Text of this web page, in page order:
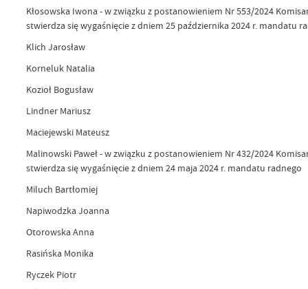
Kłosowska Iwona - w związku z postanowieniem Nr 553/2024
stwierdza się wygaśnięcie z dniem 25 października 2024 r. mandatu
Klich Jarosław
Korneluk Natalia
Kozioł Bogusław
Lindner Mariusz
Maciejewski Mateusz
Malinowski Paweł - w związku z postanowieniem Nr 432/2024
stwierdza się wygaśnięcie z dniem 24 maja 2024 r. mandatu radnego
Miluch Bartłomiej
Napiwodzka Joanna
Otorowska Anna
Rasińska Monika
Ryczek Piotr